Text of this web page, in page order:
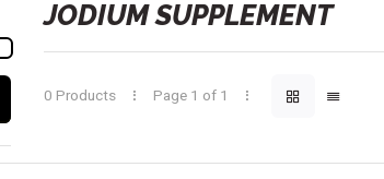
JODIUM SUPPLEMENT
0 Products Page 1 of 1